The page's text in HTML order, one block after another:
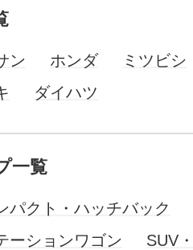
ン ホンダ
ミツビシ
ダイハツ
一覧
パクト・ハッチバック
ーションワゴン
SUV